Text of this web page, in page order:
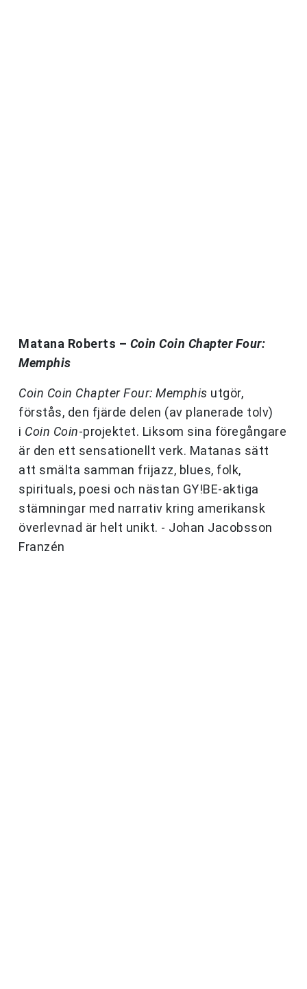
Matana Roberts – Coin Coin Chapter Four:
Memphis
Coin Coin Chapter Four: Memphis utgör,
förstås, den fjärde delen (av planerade tolv)
i Coin Coin-projektet. Liksom sina föregångare
är den ett sensationellt verk. Matanas sätt
att smälta samman frijazz, blues, folk,
spirituals, poesi och nästan GY!BE-aktiga
stämningar med narrativ kring amerikansk
överlevnad är helt unikt. - Johan Jacobsson
Franzén